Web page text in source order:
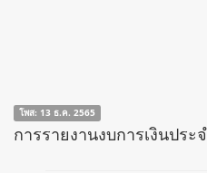
โพส: 13 ธ.ค. 2565
การรายงานงบการเงินประ